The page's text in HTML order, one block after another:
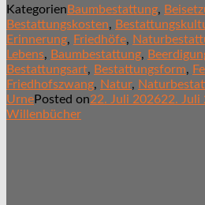
Kategorien Baumbestattung,
Bestattungskosten,
Erinnerung, Friedhöfe,
Lebens, Baumbestattung,
Bestattungsart, Bestattungsform,
Friedhofszwang, Natur,
UrnePosted on22. Juli 202622. Juli
Willenbücher